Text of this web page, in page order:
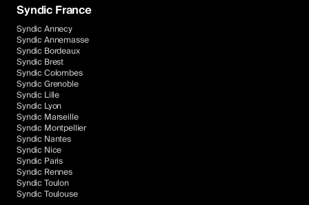
Syndic France
Syndic Annecy
Syndic Annemasse
Syndic Bordeaux
Syndic Brest
Syndic Colombes
Syndic Grenoble
Syndic Lille
Syndic Lyon
Syndic Marseille
Syndic Montpellier
Syndic Nantes
Syndic Nice
Syndic Paris
Syndic Rennes
Syndic Toulon
Syndic Toulouse